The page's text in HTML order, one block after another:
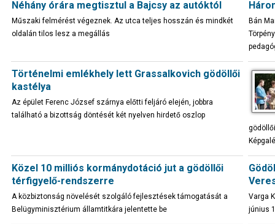
Néhány órára megtisztul a Bajcsy az autóktól
Műszaki felmérést végeznek. Az utca teljes hosszán és mindkét
oldalán tilos lesz a megállás
Bán
Történelmi emlékhely lett Grassalkovich gödöllői
kastélya
Az épület Ferenc József szárnya előtti feljáró elején, jobbra
található a bizottság döntését két nyelven hirdető oszlop
Közel 10 milliós kormánydotáció jut a gödöllői
térfigyelő-rendszerre
A közbiztonság növelését szolgáló fejlesztések támogatását a
Belügyminisztérium államtitkára jelentette be
Varga
június